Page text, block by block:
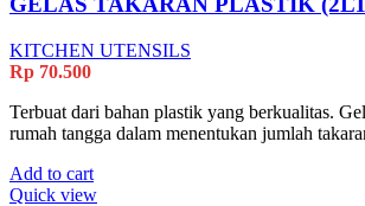
KITCHEN UTENSILS
Rp 70.500
Terbuat dari bahan plastik yang berkualitas.
rumah tangga dalam menentukan jumlah
Add to cart
Quick view